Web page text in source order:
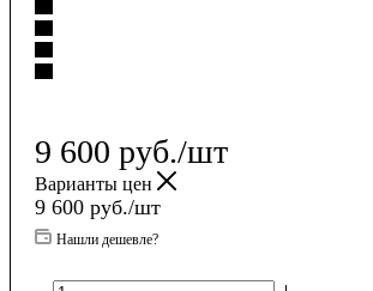
9 600 руб./шт
Варианты цен
9 600 руб./шт
Нашли дешевле?